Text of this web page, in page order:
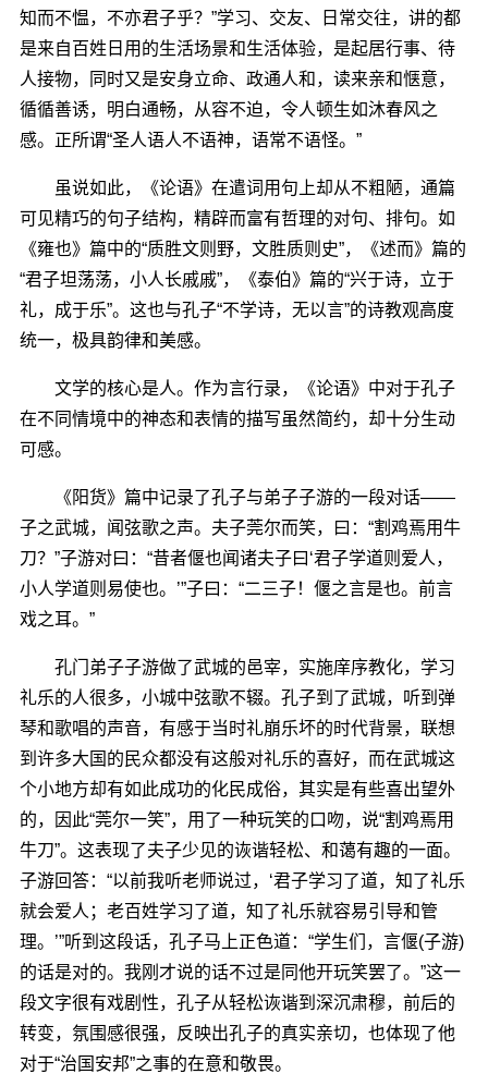
知而不愠，不亦君子乎？”学习、交友、日常交往，讲的都
是来自百姓日用的生活场景和生活体验，是起居行事、待
人接物，同时又是安身立命、政通人和，读来亲和惬意，
循循善诱，明白通畅，从容不迫，令人顿生如沐春风之
感。正所谓“圣人语人不语神，语常不语怪。”
虽说如此，《论语》在遣词用句上却从不粗陋，通篇
可见精巧的句子结构，精辟而富有哲理的对句、排句。如
《雍也》篇中的“质胜文则野，文胜质则史”，《述而》篇的
“君子坦荡荡，小人长戚戚”，《泰伯》篇的“兴于诗，立于
礼，成于乐”。这也与孔子“不学诗，无以言”的诗教观高度
统一，极具韵律和美感。
文学的核心是人。作为言行录，《论语》中对于孔子
在不同情境中的神态和表情的描写虽然简约，却十分生动
可感。
《阳货》篇中记录了孔子与弟子子游的一段对话——
子之武城，闻弦歌之声。夫子莞尔而笑，曰：“割鸡焉用牛
刀？”子游对曰：“昔者偃也闻诸夫子曰‘君子学道则爱人，
小人学道则易使也。’”子曰：“二三子！偃之言是也。前言
戏之耳。”
孔门弟子子游做了武城的邑宰，实施庠序教化，学习
礼乐的人很多，小城中弦歌不辍。孔子到了武城，听到弹
琴和歌唱的声音，有感于当时礼崩乐坏的时代背景，联想
到许多大国的民众都没有这般对礼乐的喜好，而在武城这
个小地方却有如此成功的化民成俗，其实是有些喜出望外
的，因此“莞尔一笑”，用了一种玩笑的口吻，说“割鸡焉用
牛刀”。这表现了夫子少见的诙谐轻松、和蔼有趣的一面。
子游回答：“以前我听老师说过，‘君子学习了道，知了礼乐
就会爱人；老百姓学习了道，知了礼乐就容易引导和管
理。’”听到这段话，孔子马上正色道：“学生们，言偃(子游)
的话是对的。我刚才说的话不过是同他开玩笑罢了。”这一
段文字很有戏剧性，孔子从轻松诙谐到深沉肃穆，前后的
转变，氛围感很强，反映出孔子的真实亲切，也体现了他
对于“治国安邦”之事的在意和敬畏。